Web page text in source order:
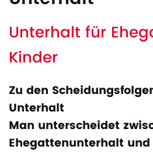
Unterhalt für
Kinder
Zu den
Unterhalt
Man unterscheidet
Ehegattenunterhalt